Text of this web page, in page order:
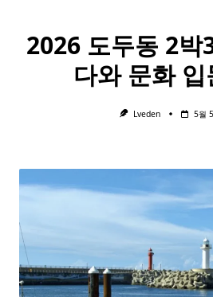
2026 도두동 2박
다와 문화
Lveden 5월